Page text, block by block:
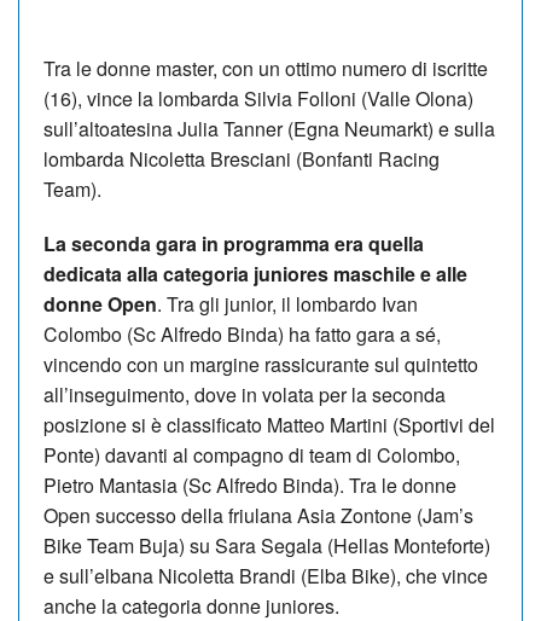
Tra le donne master, con un ottimo numero di iscritte
(16), vince la lombarda Silvia Folloni (Valle Olona)
sull’altoatesina Julia Tanner (Egna Neumarkt) e sulla
lombarda Nicoletta Bresciani (Bonfanti Racing
Team).
La seconda gara in programma era quella
dedicata alla categoria juniores maschile e alle
donne Open. Tra gli junior, il lombardo Ivan
Colombo (Sc Alfredo Binda) ha fatto gara a sé,
vincendo con un margine rassicurante sul quintetto
all’inseguimento, dove in volata per la seconda
posizione si è classificato Matteo Martini (Sportivi del
Ponte) davanti al compagno di team di Colombo,
Pietro Mantasia (Sc Alfredo Binda). Tra le donne
Open successo della friulana Asia Zontone (Jam’s
Bike Team Buja) su Sara Segala (Hellas Monteforte)
e sull’elbana Nicoletta Brandi (Elba Bike), che vince
anche la categoria donne juniores.